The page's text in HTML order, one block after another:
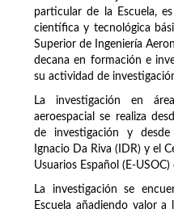
particular de la Escuela,
científica y tecnológica
Superior de Ingeniería
decana en formación e
su actividad de
La investigación en
aeroespacial se realiza
de investigación y
Ignacio Da Riva (IDR) y el
Usuarios Español (E-
La investigación se
Escuela añadiendo valor